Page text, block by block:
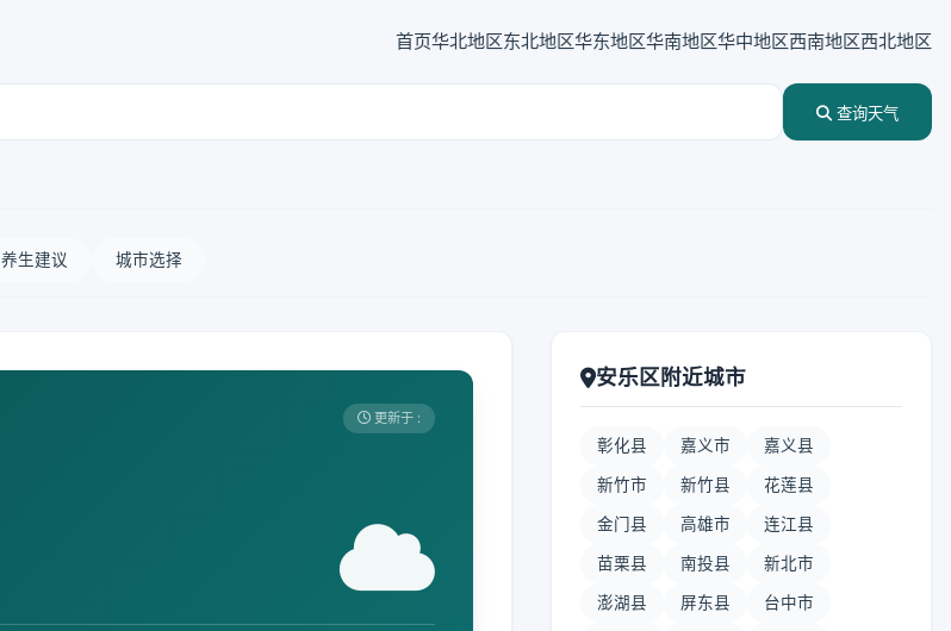
首页华北地区东北地区华东地区华南地区华中地区西南地区西北地区
查询天气
养生建议 城市选择
更新于 :
安乐区附近城市
彰化县 嘉义市 嘉义县
新竹市 新竹县 花莲县
金门县 高雄市 连江县
苗栗县 南投县 新北市
澎湖县 屏东县 台中市